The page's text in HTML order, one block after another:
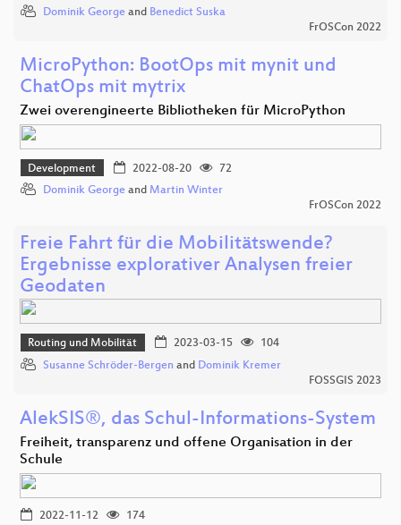
Dominik George and Benedict Suska
FrOSCon 2022
MicroPython: BootOps mit mynit und
ChatOps mit mytrix
Zwei overengineerte Bibliotheken für MicroPython
Development 2022-08-20
72
Dominik George and Martin Winter
FrOSCon 2022
Freie Fahrt für die Mobilitätswende?
Ergebnisse explorativer Analysen freier
Geodaten
Routing und Mobilität 2023-03-15
104
Susanne Schröder-Bergen and Dominik Kremer
FOSSGIS 2023
AlekSIS®, das Schul-Informations-System
Freiheit, transparenz und offene Organisation in der
Schule
2022-11-12
174